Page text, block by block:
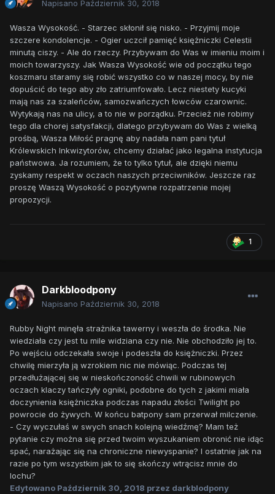
Napisano Październik 30, 2018
Wasza Wysokość. - Starzec skłonił się nisko. - Przyjmij moje
szczere kondolencje. - Ogier uczcił pamięć księżniczki Celestii
minutą ciszy. - Ale do rzeczy. Przybywam do Was w imieniu moim i
moich towarzyszy. Jak Wasza Wysokość wie od początku tego
koszmaru staramy się robić wszystko co w naszej mocy, by nie
dopuścić do tego aby zło zatriumfowało. Lecz niestety kucyki
mają nas za szaleńców, samozwańczych łowców czarownic.
Wytykają nas na ulicy, a to nie w porządku. Przecież nie robimy
tego dla chorej satysfakcji, dlatego przybywam do Was z wielką
prośbą, Wasza Miłość pragnę aby nadała nam pani tytuł
Królewskich Inkwizytorów, chcemy działać jako legalna instytucja
państwowa. Ja rozumiem, że to tylko tytuł, ale dzięki niemu
zyskamy respekt w oczach naszych przeciwników. Jeszcze raz
proszę Waszą Wysokość o pozytywne rozpatrzenie mojej
propozycji.
1
Darkbloodpony
Napisano Październik 30, 2018
Rubby Night minęła strażnika tawerny i weszła do środka. Nie
wiedziała czy jest tu mile widziana czy nie. Nie obchodziło jej to.
Po wejściu odczekała swoje i podeszła do księżniczki. Przez
chwilę mierzyła ją wzrokiem nic nie mówiąc. Podczas tej
przedłużającej się w nieskończoność chwili w rubinowych
oczach klaczy tańczyły ogniki, podobne do tych z jakimi miała
doczynienia księżniczka podczas napadu złości Twilight po
powrocie do żywych. W końcu batpony sam przerwał milczenie.
- Czy wyczułaś w swych snach kolejną wiedźmę? Mam też
pytanie czy można się przed twoim wyszukaniem obronić nie idąc
spać, narażając się na chroniczne niewyspanie? I ostatnie jak na
razie po tym wszystkim jak to się skończy wtrącisz mnie do
lochu?
Edytowano Październik 30, 2018 przez darkblodpony